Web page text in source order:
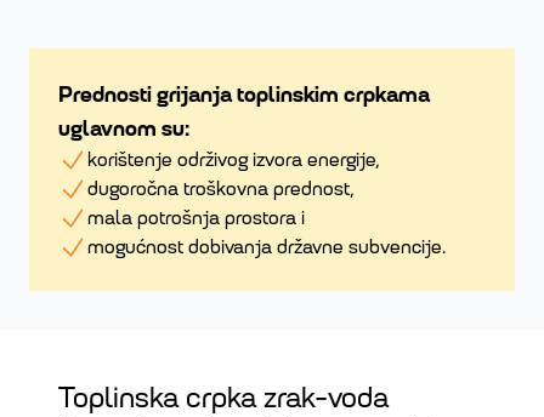
Prednosti grijanja toplinskim crpkama
uglavnom su:
korištenje održivog izvora energije,
dugoročna troškovna prednost,
mala potrošnja prostora i
mogućnost dobivanja državne subvencije.
Toplinska crpka zrak-voda